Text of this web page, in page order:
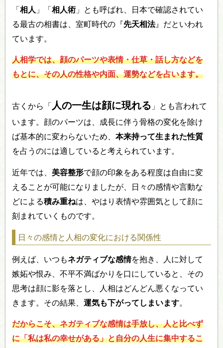
「相人 」「相人術 」とも呼ばれ、日本で確認されてい
る最古の相書は、室町時代の『先天相法』だといわれ
ています。
人相学では、顔のパーツや表情・仕草・話し方などを
もとに、その人の性格や内面、運勢などを占います。
古くから「 人の一生は顔に現れる 」とも言われて
います。顔のパーツは、成長に伴う骨格の変化を除け
ば基本的に変わらないため、本来持って生まれた性質
を占うのには適していると考えられています。
近年では、 美容整形で顔の印象をある程度は自由に変
えることが可能になりましたが、日々の感情や言動な
どによる積み重ねは、やはり表情や雰囲気として顔に
刻まれていくものです。
日々の感情と人相の変化における関係性
例えば、いつもネガティブな感情を抱き、人に対して
嫉妬や恨み、不平不満ばかりを口にしていると、その
思考は顔に影を落とし、人相はどんどん悪くなってい
きます。その結果、運気も下がってしまいます。
だからこそ、ネガティブな感情は手放し、人と比べず
に「私は私の幸せがある」と自分の人生に集中するこ